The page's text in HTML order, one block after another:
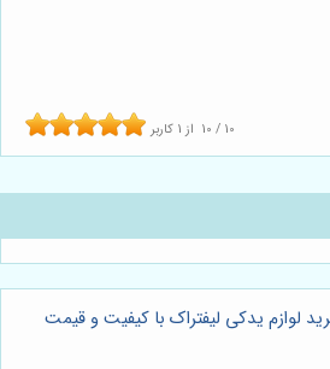
10 / 10 از 1 کاربر
لوازم یدکی لیفتراک با کیفیت و قیمت